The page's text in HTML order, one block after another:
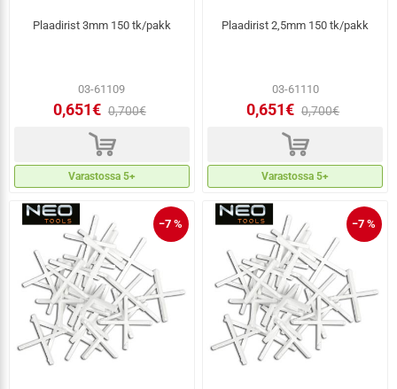
Plaadirist 3mm 150 tk/pakk
03-61109
0,651€ 0,700€
d
Varastossa 5+
Plaadirist 2,5mm 150 tk/pakk
03-61110
0,651€ 0,700€
d
Varastossa 5+
−7 % −7 %